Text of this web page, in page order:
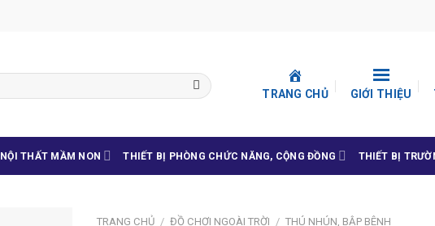
TRANG CHỦ GIỚI THIỆU
NỘI THẤT MẦM NON THIẾT BỊ PHÒNG CHỨC NĂNG, CỘNG ĐỒNG THIẾT BỊ
TRANG CHỦ / ĐỒ CHƠI NGOÀI TRỜI / THÚ NHÚN, BẬP BÊNH